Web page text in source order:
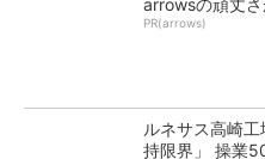
PR(arrows)
ルネサス高崎
持限界」 操業